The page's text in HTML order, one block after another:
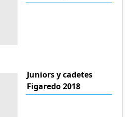
Juniors y cadetes
Figaredo 2018